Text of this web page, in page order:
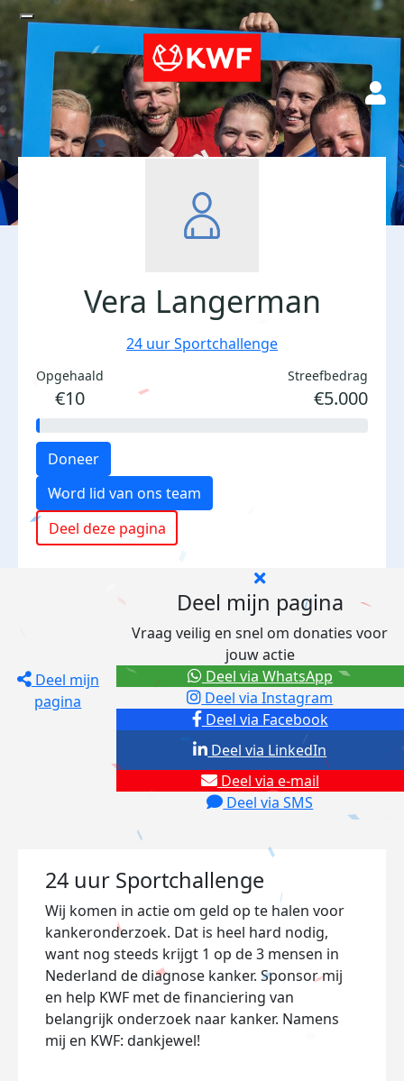
Vera Langerman
24 uur Sportchallenge
Opgehaald
€10
Streefbedrag
€5.000
Doneer
Word lid van ons team
Deel deze pagina
Deel mijn
pagina
Deel mijn pagina
Vraag veilig en snel om donaties voor
jouw actie
Deel via Facebook
Deel via Instagram
Deel via e-mail
Deel via SMS
Deel via LinkedIn
Deel via WhatsApp
24 uur Sportchallenge
Wij komen in actie om geld op te halen voor
kankeronderzoek. Dat is heel hard nodig,
want nog steeds krijgt 1 op de 3 mensen in
Nederland de diagnose kanker. Sponsor mij
en help KWF met de financiering van
belangrijk onderzoek naar kanker. Namens
mij en KWF: dankjewel!